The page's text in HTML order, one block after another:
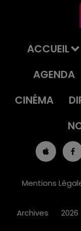
ACCUEIL
AGENDA
CINÉMA
Mentions
Archives 2026